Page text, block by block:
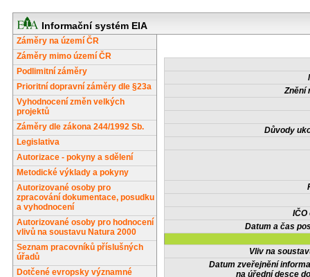
Informační systém EIA
Záměry na území ČR
Záměry mimo území ČR
Podlimitní záměry
Prioritní dopravní záměry dle §23a
Vyhodnocení změn velkých
projektů
Záměry dle zákona 244/1992 Sb.
Legislativa
Autorizace - pokyny a sdělení
Metodické výklady a pokyny
Autorizované osoby pro
zpracování dokumentace, posudku
a vyhodnocení
Autorizované osoby pro hodnocení
vlivů na soustavu Natura 2000
Seznam pracovníků příslušných
úřadů
Dotčené evropsky významné
Znění
Důvody
IČO
Datum a čas
Vliv na
Datum zveřejnění
na úřední desce